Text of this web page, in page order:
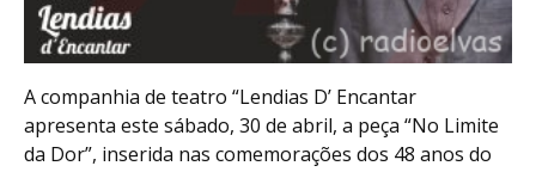
A companhia de teatro “Lendias D’ Encantar
apresenta este sábado, 30 de abril, a peça “No Limite
da Dor”, inserida nas comemorações dos 48 anos do